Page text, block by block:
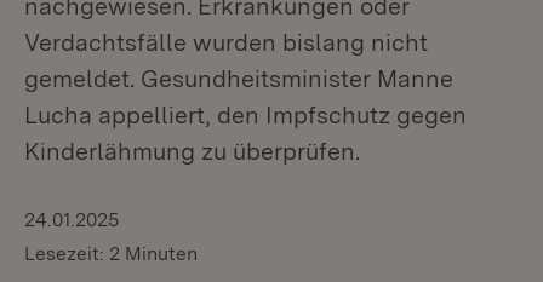
nachgewiesen. Erkrankungen oder
Verdachtsfälle wurden bislang nicht
gemeldet. Gesundheitsminister Manne
Lucha appelliert, den Impfschutz gegen
Kinderlähmung zu überprüfen.
24.01.2025
Lesezeit: 2 Minuten